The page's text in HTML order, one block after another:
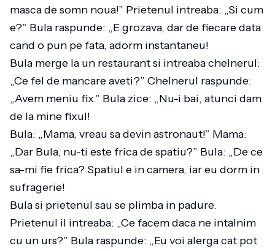
masca de somn noua!” Prietenul intreaba: „Si cum
e?” Bula raspunde: „E grozava, dar de fiecare data
cand o pun pe fata, adorm instantaneu!
Bula merge la un restaurant si intreaba chelnerul:
„Ce fel de mancare aveti?” Chelnerul raspunde:
„Avem meniu fix.” Bula zice: „Nu-i bai, atunci dam
de la mine fixul!
Bula: „Mama, vreau sa devin astronaut!” Mama:
„Dar Bula, nu-ti este frica de spatiu?” Bula: „De ce
sa-mi fie frica? Spatiul e in camera, iar eu dorm in
sufragerie!
Bula si prietenul sau se plimba in padure.
Prietenul il intreaba: „Ce facem daca ne intalnim
cu un urs?” Bula raspunde: „Eu voi alerga cat pot